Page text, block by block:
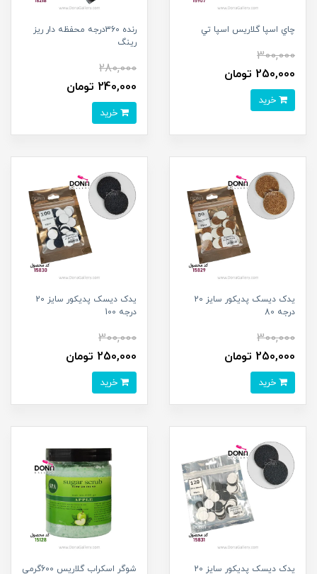
چاي اسپا گلاريس اسپا تي
300,000
250,000 تومان
رنده 360درجه محفظه دار ريز
رينگ
280,000
240,000 تومان
يدک ديسک پديکور سايز 20
درجه 80
300,000
250,000 تومان
يدک ديسک پديکور سايز 20
درجه 100
300,000
250,000 تومان
يدک ديسک پديکور سايز 20
شوگر اسکراب گلاريس 600گرمي